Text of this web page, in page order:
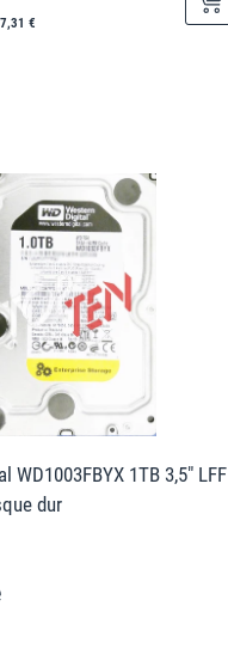
€
WD1003FBYX 1TB 3,5" LFF
dur